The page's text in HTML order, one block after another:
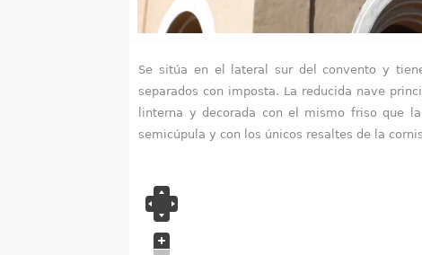
u
s
Se sitúa en el lateral sur del convento y
separados con imposta. La reducida nave
linterna y decorada con el mismo friso que
semicúpula y con los únicos resaltes de la